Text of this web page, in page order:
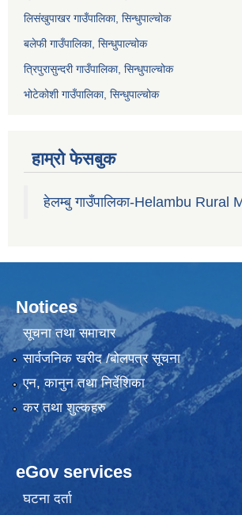
लिसंखुपाखर गाउँपालिका, सिन्धुपाल्चोक
बलेफी गाउँपालिका, सिन्धुपाल्चोक
त्रिपुरासुन्दरी गाउँपालिका, सिन्धुपाल्चोक
भोटेकोशी गाउँपालिका, सिन्धुपाल्चोक
हाम्रो फेसबुक
हेलम्बु गाउँपालिका-Helambu Rural
Notices
सूचना तथा समाचार
सार्वजनिक खरीद /बोलपत्र सूचना
एन, कानुन तथा निर्देशिका
कर तथा शुल्कहरु
eGov services
घटना दर्ता